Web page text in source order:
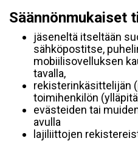
Säännönmukaiset
jäseneltä itseltään
sähköpostitse,
mobiilisovelluksen
tavalla,
rekisterinkäsittelijän
toimihenkilön
evästeiden tai
avulla
lajiliittojen